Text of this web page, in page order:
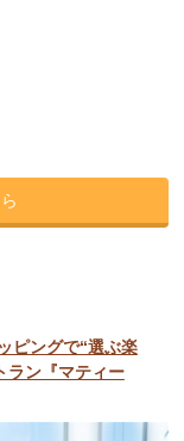
ピングで“選ぶ楽
ラン『マティー